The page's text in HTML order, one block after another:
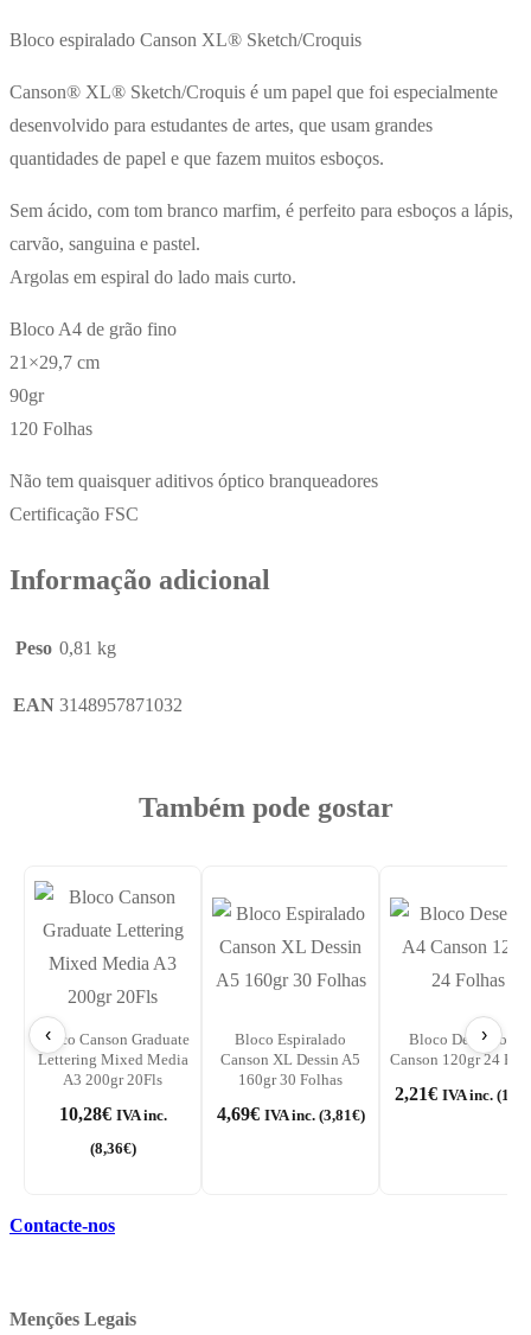
Bloco espiralado Canson XL® Sketch/Croquis
Canson® XL® Sketch/Croquis é um papel que foi especialmente
desenvolvido para estudantes de artes, que usam grandes
quantidades de papel e que fazem muitos esboços.
Sem ácido, com tom branco marfim, é perfeito para esboços a lápis,
carvão, sanguina e pastel.
Argolas em espiral do lado mais curto.
Bloco A4 de grão fino
21×29,7 cm
90gr
120 Folhas
Não tem quaisquer aditivos óptico branqueadores
Certificação FSC
Informação adicional
Peso 0,81 kg
EAN 3148957871032
Também pode gostar
Bloco Canson Graduate
Lettering Mixed Media
A3 200gr 20Fls
10,28€ IVA inc.
(8,36€)
Bloco Espiralado
Canson XL Dessin A5
160gr 30 Folhas
4,69€ IVA inc. (3,81€)
Bloco Desenho A4
Canson 120gr 24
2,21€ IVA inc. (1,80
‹ ›
Contacte-nos
Menções Legais